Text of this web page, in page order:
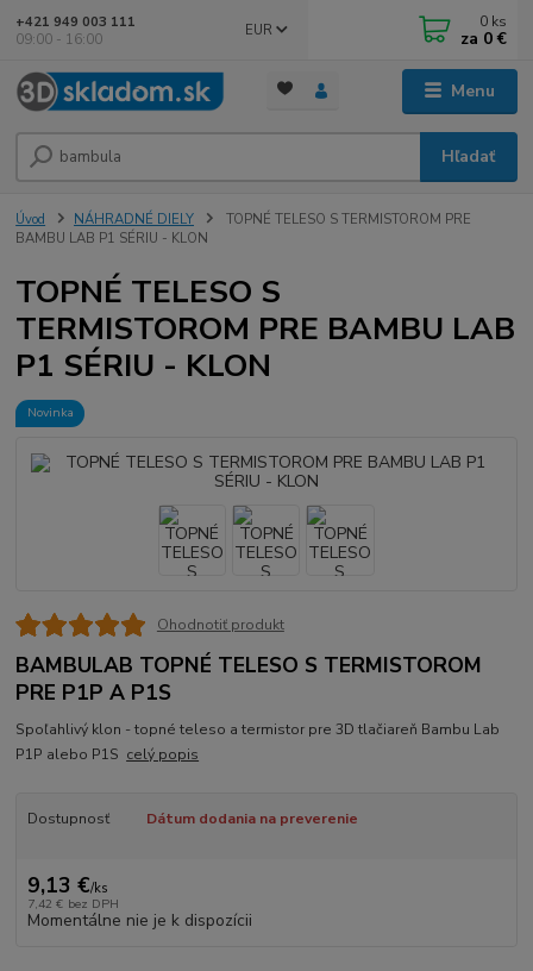
Menu
EUR
Hľadať
+421 949 003 111
09:00 - 16:00
0 ks
za 0 €
Úvod NÁHRADNÉ DIELY
TOPNÉ TELESO S TERMISTOROM PRE
BAMBU LAB P1 SÉRIU - KLON
TOPNÉ TELESO S
TERMISTOROM PRE BAMBU LAB
P1 SÉRIU - KLON
Novinka
Ohodnotiť produkt
BAMBULAB TOPNÉ TELESO S TERMISTOROM
PRE P1P A P1S
Spoľahlivý klon - topné teleso a termistor pre 3D tlačiareň Bambu Lab
P1P alebo P1S celý popis
Dostupnosť Dátum dodania na preverenie
9,13 €/ks
7,42 € bez DPH
Momentálne nie je k dispozícii